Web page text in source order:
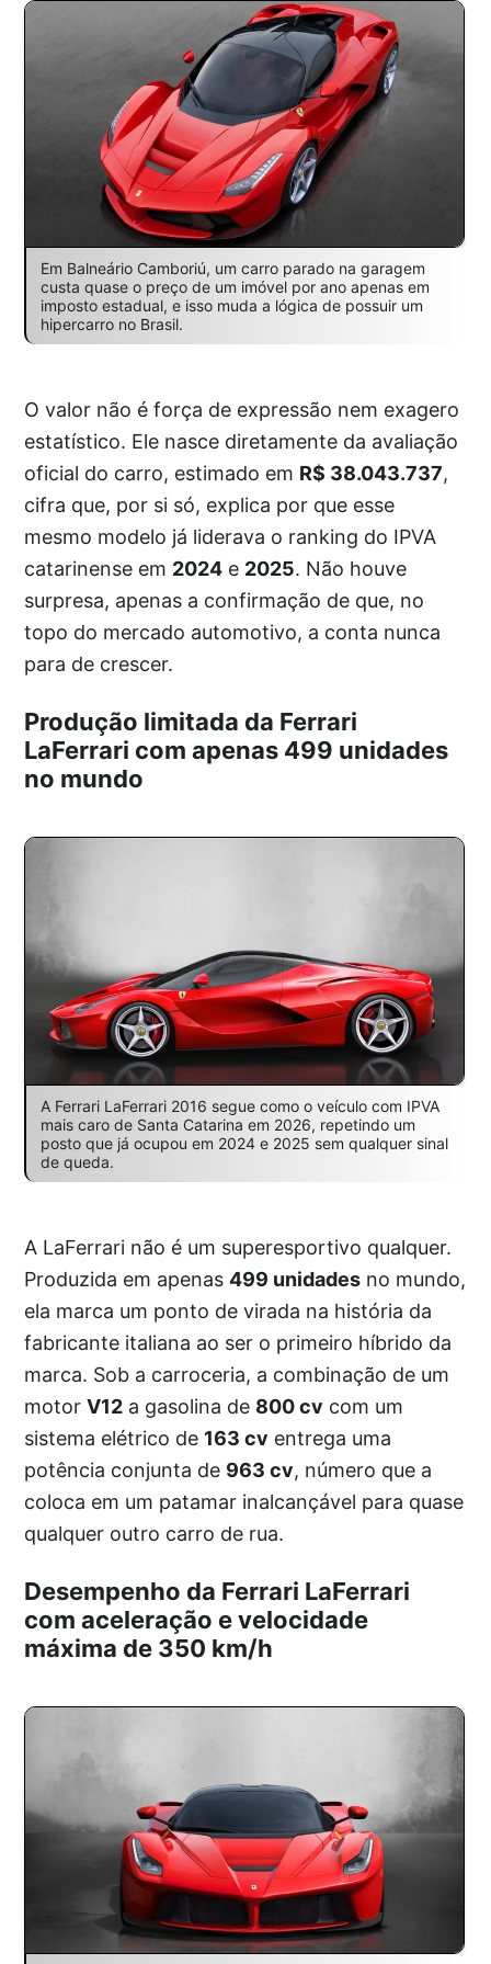
Em Balneário Camboriú, um carro parado na garagem
custa quase o preço de um imóvel por ano apenas em
imposto estadual, e isso muda a lógica de possuir um
hipercarro no Brasil.
O valor não é força de expressão nem exagero
estatístico. Ele nasce diretamente da avaliação
oficial do carro, estimado em R$ 38.043.737,
cifra que, por si só, explica por que esse
mesmo modelo já liderava o ranking do IPVA
catarinense em 2024 e 2025. Não houve
surpresa, apenas a confirmação de que, no
topo do mercado automotivo, a conta nunca
para de crescer.
Produção limitada da Ferrari
LaFerrari com apenas 499 unidades
no mundo
A Ferrari LaFerrari 2016 segue como o veículo com IPVA
mais caro de Santa Catarina em 2026, repetindo um
posto que já ocupou em 2024 e 2025 sem qualquer sinal
de queda.
A LaFerrari não é um superesportivo qualquer.
Produzida em apenas499 unidades no mundo,
ela marca um ponto de virada na história da
fabricante italiana ao ser o primeiro híbrido da
marca. Sob a carroceria, a combinação de um
motorV12 a gasolina de 800 cv com um
sistema elétrico de 163 cv entrega uma
potência conjunta de 963 cv, número que a
coloca em um patamar inalcançável para quase
qualquer outro carro de rua.
Desempenho da Ferrari LaFerrari
com aceleração e velocidade
máxima de 350 km/h